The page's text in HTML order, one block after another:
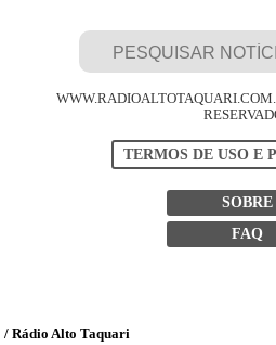
TERMOS DE USO E
SOBRE
FAQ
/ Rádio Alto Taquari